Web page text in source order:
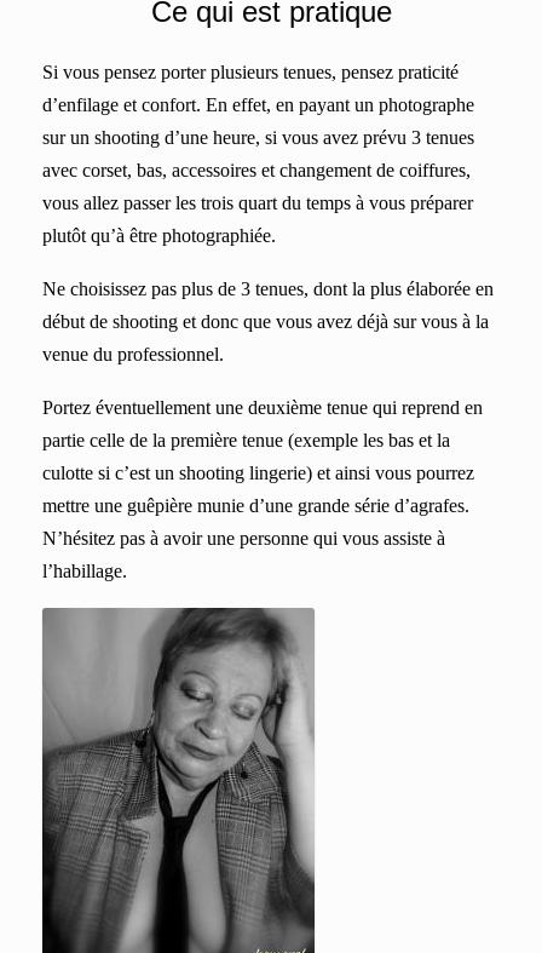
Ce qui est pratique
Si vous pensez porter plusieurs tenues, pensez praticité
d’enfilage et confort. En effet, en payant un photographe
sur un shooting d’une heure, si vous avez prévu 3 tenues
avec corset, bas, accessoires et changement de coiffures,
vous allez passer les trois quart du temps à vous préparer
plutôt qu’à être photographiée.
Ne choisissez pas plus de 3 tenues, dont la plus élaborée en
début de shooting et donc que vous avez déjà sur vous à la
venue du professionnel.
Portez éventuellement une deuxième tenue qui reprend en
partie celle de la première tenue (exemple les bas et la
culotte si c’est un shooting lingerie) et ainsi vous pourrez
mettre une guêpière munie d’une grande série d’agrafes.
N’hésitez pas à avoir une personne qui vous assiste à
l’habillage.